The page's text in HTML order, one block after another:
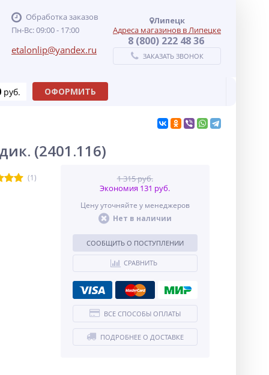
Обработка заказов
Пн-Вс: 09:00 - 17:00
etalonlip@yandex.ru
Липецк
Адреса магазинов в Липецке
8 (800) 222 48 36
ЗАКАЗАТЬ ЗВОНОК
руб. ОФОРМИТЬ
(2401.116)
(1)
1 315 руб.
Экономия 131 руб.
Цену уточняйте у менеджеров
Нет в наличии
СООБЩИТЬ О ПОСТУПЛЕНИИ
СРАВНИТЬ
ВСЕ СПОСОБЫ ОПЛАТЫ
ПОДРОБНЕЕ О ДОСТАВКЕ